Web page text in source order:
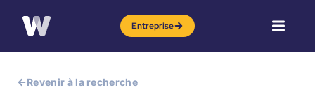
Entreprise
Revenir à la recherche